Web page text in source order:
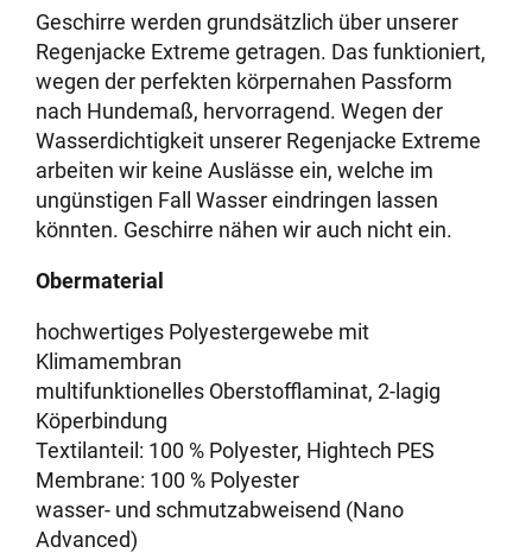
Geschirre werden grundsätzlich über unserer
Regenjacke Extreme getragen. Das funktioniert,
wegen der perfekten körpernahen Passform
nach Hundemaß, hervorragend. Wegen der
Wasserdichtigkeit unserer Regenjacke Extreme
arbeiten wir keine Auslässe ein, welche im
ungünstigen Fall Wasser eindringen lassen
könnten. Geschirre nähen wir auch nicht ein.
Obermaterial
hochwertiges Polyestergewebe mit
Klimamembran
multifunktionelles Oberstofflaminat, 2-lagig
Köperbindung
Textilanteil: 100 % Polyester, Hightech PES
Membrane: 100 % Polyester
wasser- und schmutzabweisend (Nano
Advanced)